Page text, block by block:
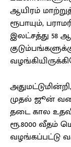
ஆயிரம்
ரூபாயும்,
இலட்சத்து 58
முதல் ஜூன்
தடை கால
ரூ.8000 வீதம்
வழங்கப்பட்டு